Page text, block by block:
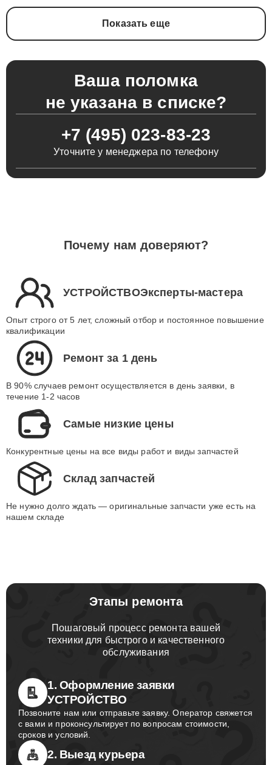
Показать еще
Ваша поломка
не указана в списке?
+7 (495) 023-83-23
Уточните у менеджера по телефону
Почему нам доверяют?
УСТРОЙСТВОЭксперты-мастера
Опыт строго от 5 лет, сложный отбор и постоянное повышение
квалификации
Ремонт за 1 день
В 90% случаев ремонт осуществляется в день заявки, в
течение 1-2 часов
Самые низкие цены
Конкурентные цены на все виды работ и виды запчастей
Склад запчастей
Не нужно долго ждать — оригинальные запчасти уже есть на
нашем складе
Этапы ремонта
Пошаговый процесс ремонта вашей
техники для быстрого и качественного
обслуживания
1. Оформление заявки
УСТРОЙСТВО
Позвоните нам или отправьте заявку. Оператор свяжется
с вами и проконсультирует по вопросам стоимости,
сроков и условий.
2. Выезд курьера